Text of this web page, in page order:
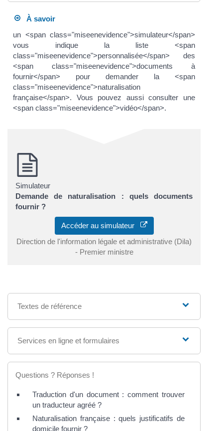
À savoir
un <span class="miseenevidence">simulateur</span>
vous indique la liste <span
class="miseenevidence">personnalisée</span> des
<span class="miseenevidence">documents à
fournir</span> pour demander la <span
class="miseenevidence">naturalisation
française</span>. Vous pouvez aussi consulter une
<span class="miseenevidence">vidéo</span>.
Simulateur
Demande de naturalisation : quels documents
fournir ?
Accéder au simulateur
Direction de l'information légale et administrative (Dila)
- Premier ministre
Textes de référence
Services en ligne et formulaires
Questions ? Réponses !
Traduction d'un document : comment trouver
un traducteur agréé ?
Naturalisation française : quels justificatifs de
domicile fournir ?